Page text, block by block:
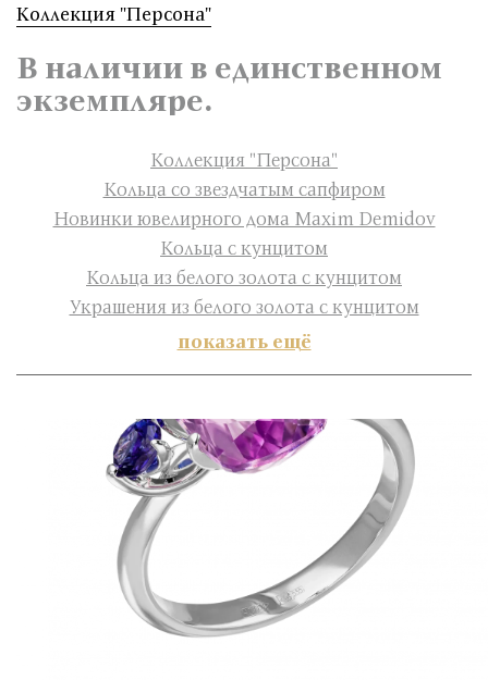
Коллекция "Персона"
В наличии в единственном
экземпляре.
Коллекция "Персона"
Кольца со звездчатым сапфиром
Новинки ювелирного дома Maxim Demidov
Кольца с кунцитом
Кольца из белого золота с кунцитом
Украшения из белого золота с кунцитом
показать ещё